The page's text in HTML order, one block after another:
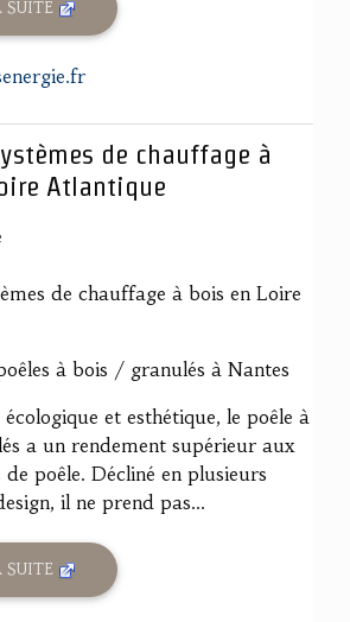
SUITE
de chauffage à
Atlantique
de chauffage à bois en Loire
à bois / granulés à Nantes
et esthétique, le poêle à
a un rendement supérieur aux
poêle. Décliné en plusieurs
il ne prend pas...
SUITE